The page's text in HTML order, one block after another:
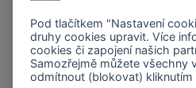
Pod tlačítkem "Nastavení
druhy cookies upravit. Více
cookies či zapojení našich
Samozřejmě můžete všechny
odmítnout (blokovat) kliknutím